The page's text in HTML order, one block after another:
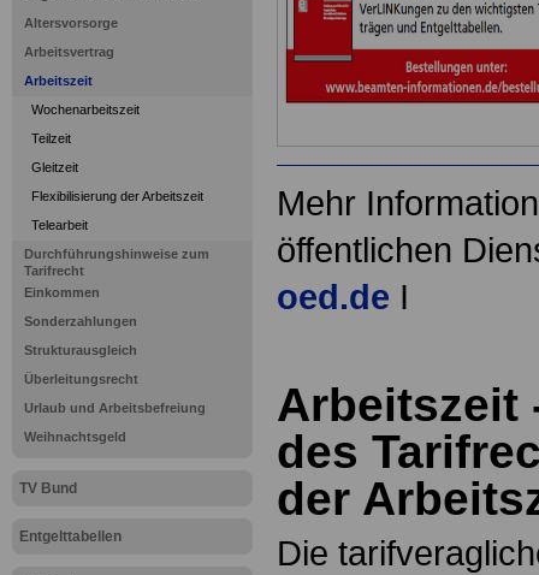
Altersvorsorge
Arbeitsvertrag
Arbeitszeit
Wochenarbeitszeit
Teilzeit
Gleitzeit
Flexibilisierung der Arbeitszeit
Telearbeit
Durchführungshinweise zum
Tarifrecht
Einkommen
Sonderzahlungen
Strukturausgleich
Überleitungsrecht
Urlaub und Arbeitsbefreiung
Weihnachtsgeld
TV Bund
Entgelttabellen
Mehr
öffentlichen
oed.de I
Arbeitszeit
des
der
Die